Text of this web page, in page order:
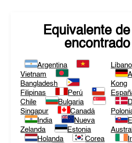
Equivalente de
Argentina
Vietnam
Bangladesh
Filipinas
Perú
Chile
Bulgaria
Singapur
Canadá
India
Nueva
Zelanda
Estonia
Holanda
Corea
Líbano
Kong